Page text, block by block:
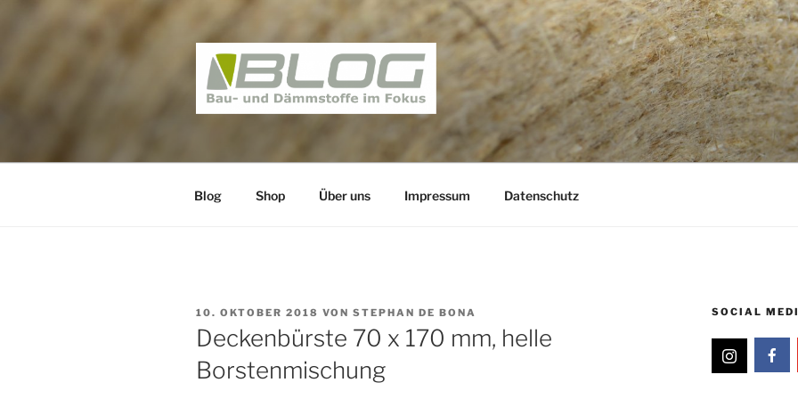
BAUNATIV – BLOG
Blog Shop Über uns Impressum Datenschutz
VERÖFFENTLICHT
AM
10. OKTOBER 2018 VON STEPHAN DE BONA
Deckenbürste 70 x 170 mm, helle
Borstenmischung
SOCIAL